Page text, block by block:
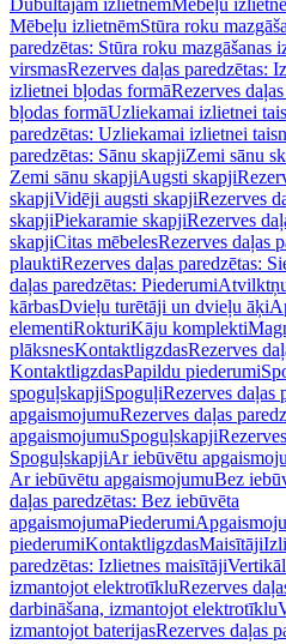
Dubultajām izlietnēmMēbeļu
Mēbeļu izlietnēmStūra roku
paredzētas: Stūra roku mazgāšanas
virsmasRezerves daļas paredzētas:
izlietnei bļodas formāRezerves
bļodas formāUzliekamai izlietnei
paredzētas: Uzliekamai izlietnei
paredzētas: Sānu skapjiZemi sānu
Zemi sānu skapjiAugsti skapji
skapjiVidēji augsti skapjiRezerves
skapjiPiekaramie skapjiRezerves
skapjiCitas mēbelesRezerves daļas
plauktiRezerves daļas paredzētas:
daļas paredzētas: Piederumi
kārbasDvieļu turētāji un dvieļu āķi
elementiRokturiKāju komplekti
plāksnesKontaktligzdasRezerves
KontaktligzdasPapildu piederumi
spoguļskapjiSpoguļiRezerves daļas
apgaismojumuRezerves daļas
apgaismojumuSpoguļskapji
SpoguļskapjiAr iebūvētu
Ar iebūvētu apgaismojumuBez
daļas paredzētas: Bez iebūvēta
apgaismojumaPiederumi
piederumiKontaktligzdasMaisītāji
paredzētas: Izlietnes maisītāji
izmantojot elektrotīkluRezerves
darbināšana, izmantojot elektrotīklu
izmantojot baterijasRezerves daļas